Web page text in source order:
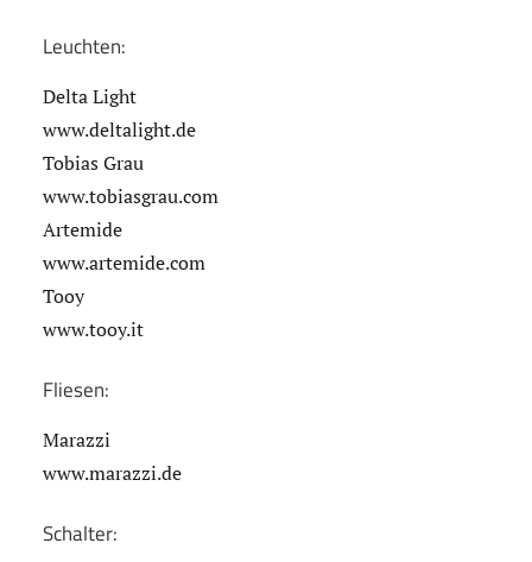
Leuchten:
Delta Light
www.deltalight.de
Tobias Grau
www.tobiasgrau.com
Artemide
www.artemide.com
Tooy
www.tooy.it
Fliesen:
Marazzi
www.marazzi.de
Schalter: